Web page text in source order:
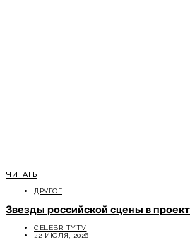
ЧИТАТЬ
ДРУГОЕ
Звезды российской сцены в
CELEBRITYTV
22 ИЮЛЯ, 2026